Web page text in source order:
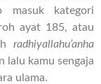
masuk kategori
ayat 185, atau
radhiyallahu’anha
lalu kamu sengaja
ulama.